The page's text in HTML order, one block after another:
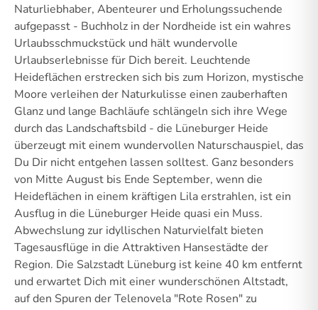
Naturliebhaber, Abenteurer und Erholungssuchende
aufgepasst - Buchholz in der Nordheide ist ein wahres
Urlaubsschmuckstück und hält wundervolle
Urlaubserlebnisse für Dich bereit. Leuchtende
Heideflächen erstrecken sich bis zum Horizon, mystische
Moore verleihen der Naturkulisse einen zauberhaften
Glanz und lange Bachläufe schlängeln sich ihre Wege
durch das Landschaftsbild - die Lüneburger Heide
überzeugt mit einem wundervollen Naturschauspiel, das
Du Dir nicht entgehen lassen solltest. Ganz besonders
von Mitte August bis Ende September, wenn die
Heideflächen in einem kräftigen Lila erstrahlen, ist ein
Ausflug in die Lüneburger Heide quasi ein Muss.
Abwechslung zur idyllischen Naturvielfalt bieten
Tagesausflüge in die Attraktiven Hansestädte der
Region. Die Salzstadt Lüneburg ist keine 40 km entfernt
und erwartet Dich mit einer wunderschönen Altstadt,
auf den Spuren der Telenovela "Rote Rosen" zu